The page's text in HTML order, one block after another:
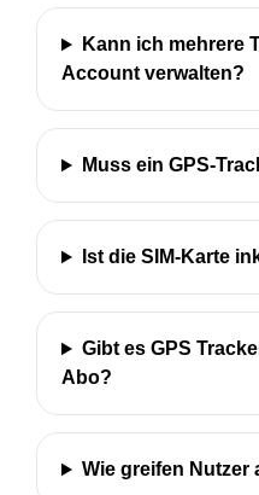
Kann ich mehrere
Account verwalten?
Muss ein GPS-
Ist die SIM-Karte
Gibt es GPS
Abo?
Wie greifen Nutzer